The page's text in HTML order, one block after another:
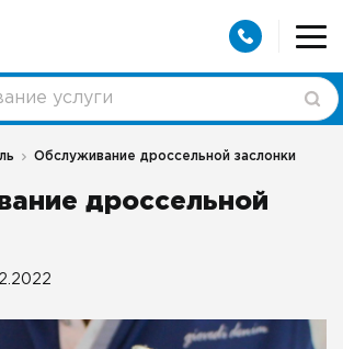
Обслуживание дроссельной заслонки